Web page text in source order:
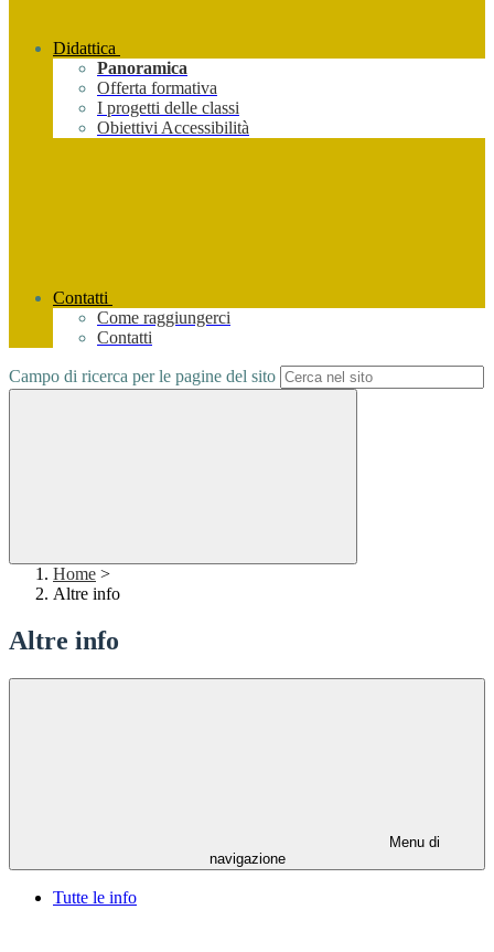
Didattica
Panoramica
Offerta formativa
I progetti delle classi
Obiettivi Accessibilità
Contatti
Come raggiungerci
Contatti
Campo di ricerca per le pagine del sito
Home >
Altre info
Altre info
Menu di
navigazione
Tutte le info